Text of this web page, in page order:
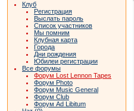
Клуб
Регистрация
Выслать пароль
Список участников
Мы помним
Клубная карта
Города
Дни рождения
Юбилеи регистрации
Все форумы
Форум Lost Lennon Tapes
Форум Photo
Форум Music General
Форум Club
Форум Ad Libitum